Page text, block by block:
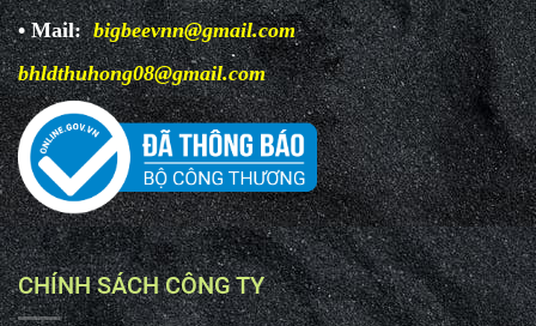
• Mail:bigbeevnn@gmail.com
bhldthuhong08@gmail.com
CHÍNH SÁCH CÔNG TY